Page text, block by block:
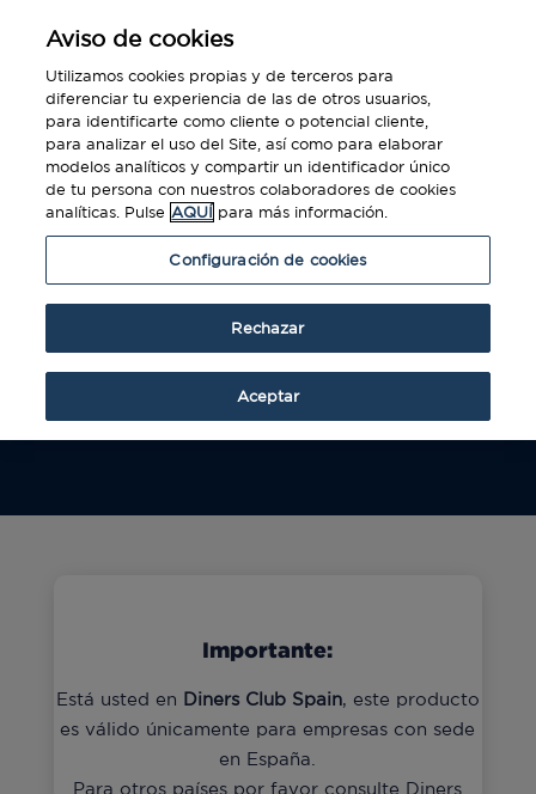
Socilitar Company Card
Para solicitar la Company Card solo tiene que
cumplimentar el siguiente formulario y
nuestro equipo de atención al cliente se
pondrá en contacto con usted para aclarar
Importante:
Está usted en Diners Club Spain, este producto
es válido únicamente para empresas con sede
en España.
Para otros países por favor consulte Diners
Aviso de cookies
Utilizamos cookies propias y de terceros para
diferenciar tu experiencia de las de otros usuarios,
para identificarte como cliente o potencial cliente,
para analizar el uso del Site, así como para elaborar
modelos analíticos y compartir un identificador único
de tu persona con nuestros colaboradores de cookies
analíticas. Pulse AQUÍ para más información.
Configuración de cookies
Rechazar
Aceptar